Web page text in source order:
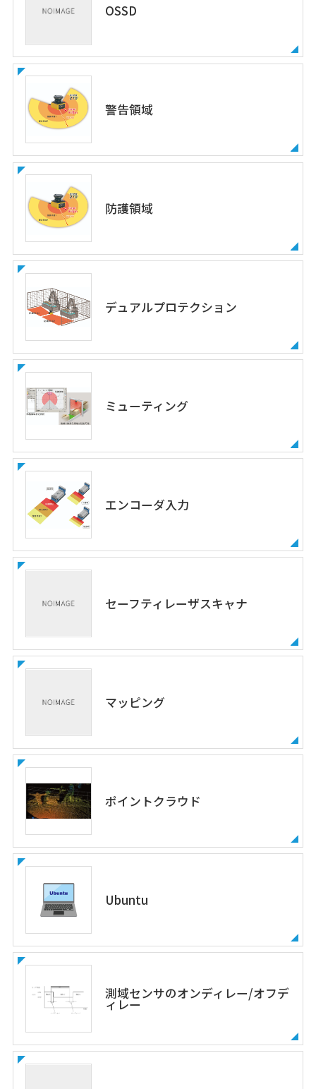
OSSD
警告領域
防護領域
デュアルプロテクション
ミューティング
エンコーダ入力
セーフティレーザスキャナ
マッピング
ポイントクラウド
Ubuntu
測域センサのオンディレー/オフデ
ィレー